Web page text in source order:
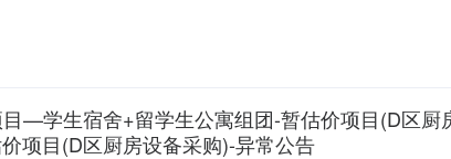
-暂估价项目(E区二次深化装修)项目(海南大学观澜湖校区教
—学生宿舍+留学生公寓组团-暂估价项目(D区
项目(D区厨房设备采购)-异常公告